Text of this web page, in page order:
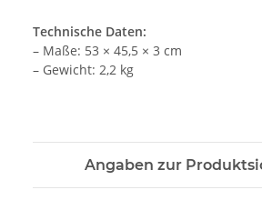
Technische Daten:
– Maße: 53 × 45,5 × 3 cm
– Gewicht: 2,2 kg
Angaben zur